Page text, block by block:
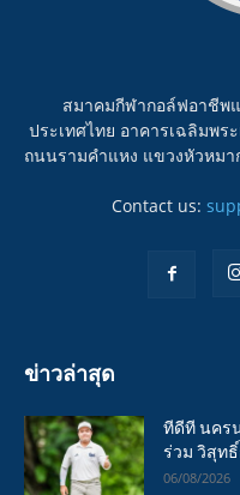
สมาคมกีฬากอล์ฟอาชีพ
ประเทศไทย อาคารเฉลิมพ
ถนนรามคำแหง แขวงหัวหมา
Contact us:
ข่าวล่าสุด
ทีดีที นคร
ร่วม วิสุท
06/08/2026